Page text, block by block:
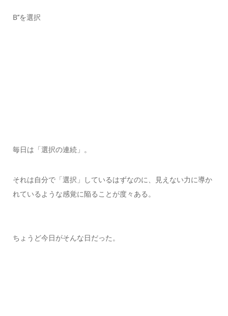
B’’を選択
毎日は「選択の連続」。
それは自分で「選択」しているはずなのに、見えない力に導か
れているような感覚に陥ることが度々ある。
ちょうど今日がそんな日だった。